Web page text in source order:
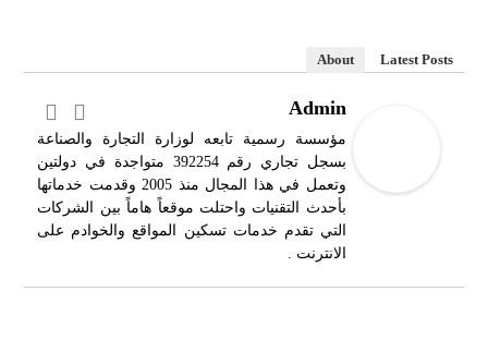
About Latest Posts
Admin
مؤسسة رسمية تابعه لوزارة التجارة والصناعة
بسجل تجاري رقم 392254 متواجدة في دولتين
وتعمل في هذا المجال منذ 2005 وقدمت خدماتها
بأحدث التقنيات واحتلت موقعاً هاماً بين الشركات
التي تقدم خدمات تسكين المواقع والخوادم على
الانترنت .